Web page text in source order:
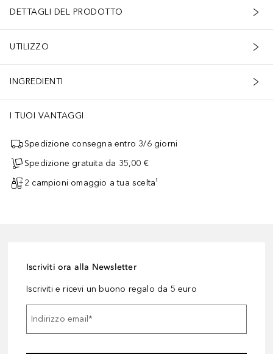
DETTAGLI DEL PRODOTTO
UTILIZZO
INGREDIENTI
I TUOI VANTAGGI
Spedizione consegna entro 3/6 giorni
Spedizione gratuita da 35,00 €
2 campioni omaggio a tua scelta¹
Iscriviti ora alla Newsletter
Iscriviti e ricevi un buono regalo da 5 euro
Indirizzo email*